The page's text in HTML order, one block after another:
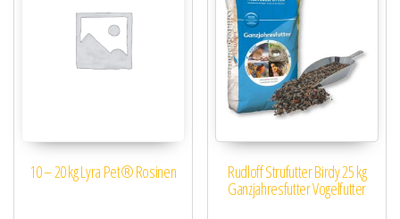
10 – 20 kg Lyra Pet® Rosinen Rudloff Strufutter Birdy 25 kg
Ganzjahresfutter Vogelfutter